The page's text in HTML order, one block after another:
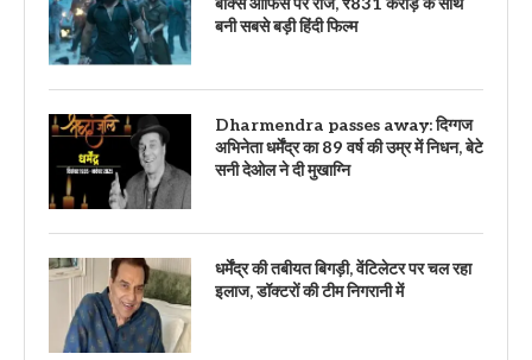
बनी सबसे बड़ी हिंदी फिल्म
Dharmendra passes away: दिग्गज
अभिनेता धर्मेंद्र का 89 वर्ष की उम्र में निधन, बेटे
सनी देओल ने दी मुखाग्नि
धर्मेंद्र की तबीयत बिगड़ी, वेंटिलेटर पर चल रहा
इलाज, डॉक्टरों की टीम निगरानी में